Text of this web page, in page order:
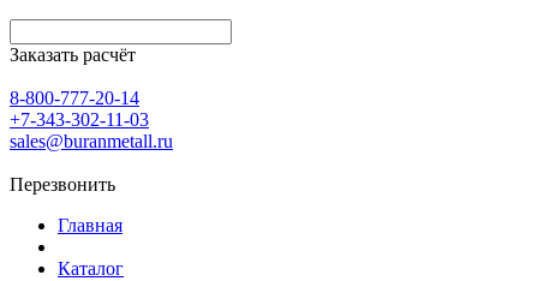
Заказать расчёт
8-800-777-20-14
+7-343-302-11-03
sales@buranmetall.ru
Перезвонить
Главная
Каталог